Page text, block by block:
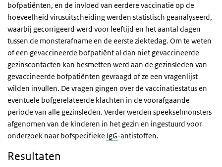
bofpatiënten, en de invloed van eerdere vaccinatie op de
hoeveelheid virusuitscheiding werden statistisch geanalyseerd,
waarbij gecorrigeerd werd voor leeftijd en het aantal dagen
tussen de monsterafname en de eerste ziektedag. Om te weten
of een gevaccineerde bofpatiënt al dan niet gevaccineerde
gezinscontacten kan besmetten werd aan de gezinsleden van
gevaccineerde bofpatiënten gevraagd of ze een vragenlijst
wilden invullen. De vragen gingen over de vaccinatiestatus en
eventuele bofgerelateerde klachten in de voorafgaande
periode van alle gezinsleden. Verder werden speekselmonsters
afgenomen van de kinderen in het gezin en ingestuurd voor
onderzoek naar bofspecifieke IgG-antistoffen.
Resultaten